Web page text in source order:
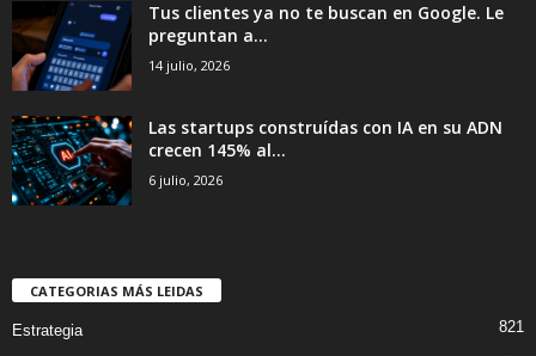
Tus clientes ya no te buscan en Google. Le
preguntan a...
14 julio, 2026
Las startups construídas con IA en su ADN
crecen 145% al...
6 julio, 2026
CATEGORIAS MÁS LEIDAS
Estrategia 821